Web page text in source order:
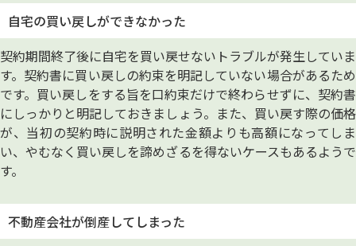
自宅の買い戻しができなかった
契約期間終了後に自宅を買い戻せないトラブルが発生していま
す。契約書に買い戻しの約束を明記していない場合があるため
です。買い戻しをする旨を口約束だけで終わらせずに、契約書
にしっかりと明記しておきましょう。また、買い戻す際の価格
が、当初の契約時に説明された金額よりも高額になってしま
い、やむなく買い戻しを諦めざるを得ないケースもあるようで
す。
不動産会社が倒産してしまった